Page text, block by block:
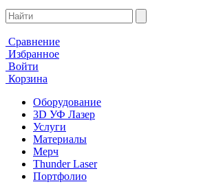
Сравнение
Избранное
Войти
Корзина
Оборудование
3D УФ Лазер
Услуги
Материалы
Мерч
Thunder Laser
Портфолио